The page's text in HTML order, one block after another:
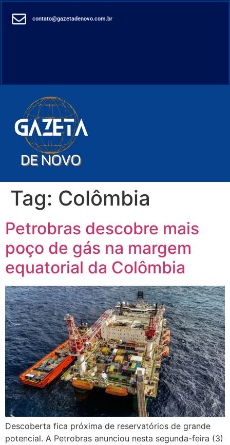
contato@gazetadenovo.com.br
Tag: Colômbia
Petrobras descobre mais
poço de gás na margem
equatorial da Colômbia
Descoberta fica próxima de reservatórios de grande
potencial. A Petrobras anunciou nesta segunda-feira (3)